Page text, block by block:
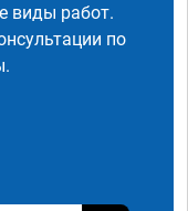
виды работ.
по